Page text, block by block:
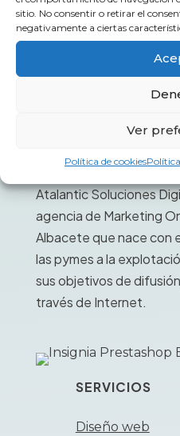
sitio. No consentir o retirar el
negativamente a ciertas
Ver
Política de cookies
Atalantic Soluciones
agencia de Marketing
Albacete que nace con
las pymes a la
sus objetivos de
través de Internet.
SERVICIOS
Diseño web